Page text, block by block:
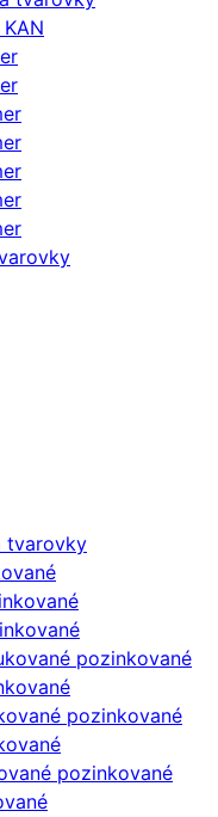
tvarovky
pozinkované
pozinkované
pozinkované